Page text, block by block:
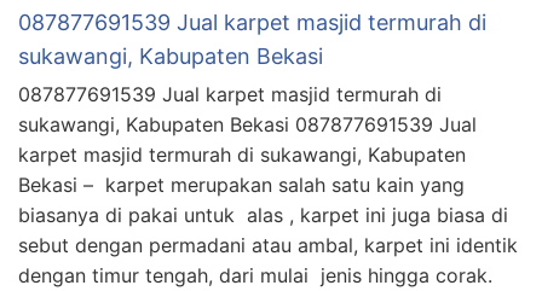
087877691539 Jual karpet masjid termurah di
sukawangi, Kabupaten Bekasi
087877691539 Jual karpet masjid termurah di
sukawangi, Kabupaten Bekasi 087877691539 Jual
karpet masjid termurah di sukawangi, Kabupaten
Bekasi – karpet merupakan salah satu kain yang
biasanya di pakai untuk alas , karpet ini juga biasa di
sebut dengan permadani atau ambal, karpet ini identik
dengan timur tengah, dari mulai jenis hingga corak.